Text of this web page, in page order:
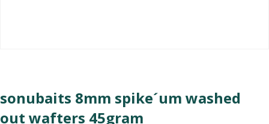
sonubaits 8mm spike´um washed
out wafters 45gram